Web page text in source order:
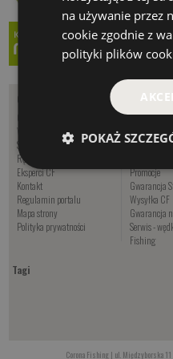
Współpraca
Sklep wędkarski Warszawa
Rękodzieło wędkarskie
Eksperci CF
Kontakt
Regulamin portalu
Mapa strony
Polityka prywatności
Zakupy
Wędkuj z CF
Oferta
Regulamin
Promocje
Gwarancja
Wysyłka CF
Gwarancja
Serwis -
Fishing
Tagi
Corona Fishing | ul. Międzyborska
na używanie przez
cookie zgodnie z
polityki plików
POKAŻ